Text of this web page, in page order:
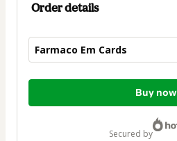
Order details
Farmaco Em Cards
Total
Buy now
secured by